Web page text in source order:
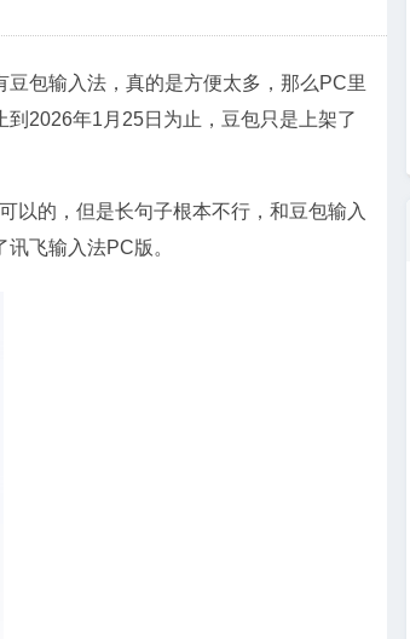
包输入法，真的是方便太多，那么PC里
2026年1月25日为止，豆包只是上架了
以的，但是长句子根本不行，和豆包输入
飞输入法PC版。